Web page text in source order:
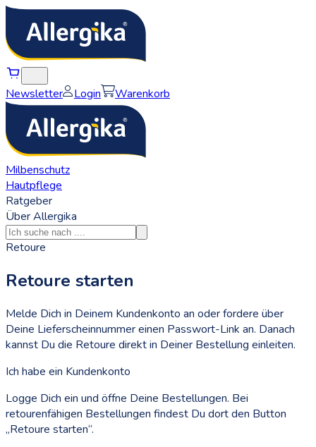
Newsletter Login Warenkorb
Milbenschutz
Hautpflege
Ratgeber
Über Allergika
Retoure
Retoure starten
Melde Dich in Deinem Kundenkonto an oder fordere über
Deine Lieferscheinnummer einen Passwort-Link an. Danach
kannst Du die Retoure direkt in Deiner Bestellung einleiten.
Ich habe ein Kundenkonto
Logge Dich ein und öffne Deine Bestellungen. Bei
retourenfähigen Bestellungen findest Du dort den Button
„Retoure starten“.